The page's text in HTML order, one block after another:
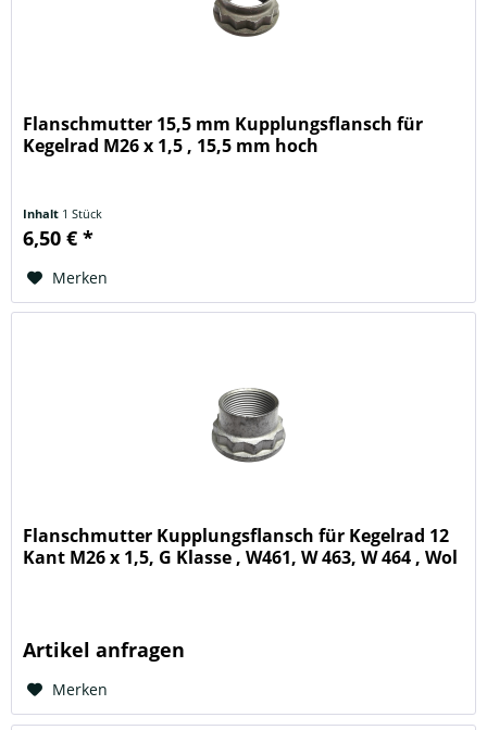
Flanschmutter 15,5 mm Kupplungsflansch für
Kegelrad M26 x 1,5 , 15,5 mm hoch
Inhalt 1 Stück
6,50 € *
Merken
Flanschmutter Kupplungsflansch für Kegelrad 12
Kant M26 x 1,5, G Klasse , W461, W 463, W 464 , Wol
Artikel anfragen
Merken